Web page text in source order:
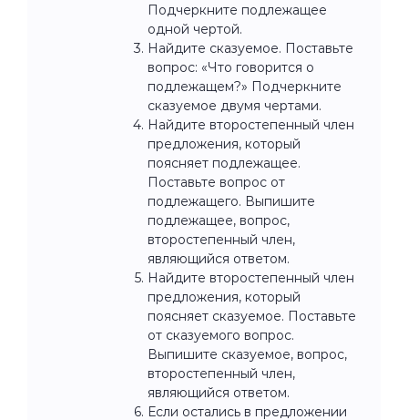
Подчеркните подлежащее
одной чертой.
Найдите сказуемое. Поставьте
вопрос: «Что говорится о
подлежащем?» Подчеркните
сказуемое двумя чертами.
Найдите второстепенный член
предложения, который
поясняет подлежащее.
Поставьте вопрос от
подлежащего. Выпишите
подлежащее, вопрос,
второстепенный член,
являющийся ответом.
Найдите второстепенный член
предложения, который
поясняет сказуемое. Поставьте
от сказуемого вопрос.
Выпишите сказуемое, вопрос,
второстепенный член,
являющийся ответом.
Если остались в предложении